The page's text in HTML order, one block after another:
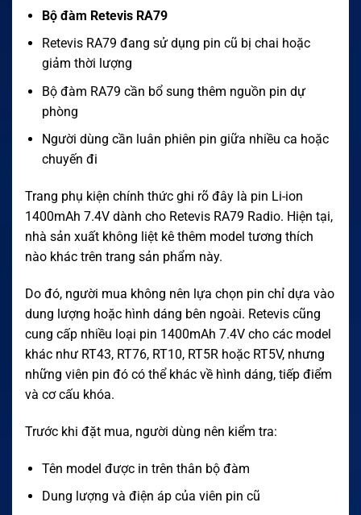
Bộ đàm Retevis RA79
Retevis RA79 đang sử dụng pin cũ bị chai hoặc
giảm thời lượng
Bộ đàm RA79 cần bổ sung thêm nguồn pin dự
phòng
Người dùng cần luân phiên pin giữa nhiều ca hoặc
chuyến đi
Trang phụ kiện chính thức ghi rõ đây là pin Li-ion
1400mAh 7.4V dành cho Retevis RA79 Radio. Hiện tại,
nhà sản xuất không liệt kê thêm model tương thích
nào khác trên trang sản phẩm này.
Do đó, người mua không nên lựa chọn pin chỉ dựa vào
dung lượng hoặc hình dáng bên ngoài. Retevis cũng
cung cấp nhiều loại pin 1400mAh 7.4V cho các model
khác như RT43, RT76, RT10, RT5R hoặc RT5V, nhưng
những viên pin đó có thể khác về hình dáng, tiếp điểm
và cơ cấu khóa.
Trước khi đặt mua, người dùng nên kiểm tra:
Tên model được in trên thân bộ đàm
Dung lượng và điện áp của viên pin cũ